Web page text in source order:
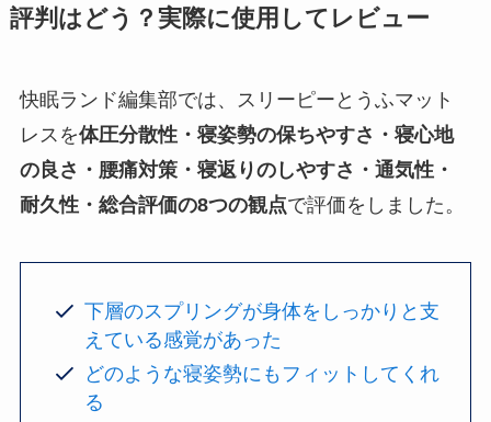
評判はどう？実際に使用してレビュー
快眠ランド編集部では、スリーピーとうふマット
レスを体圧分散性・寝姿勢の保ちやすさ・寝心地
の良さ・腰痛対策・寝返りのしやすさ・通気性・
耐久性・総合評価の8つの観点で評価をしました。
下層のスプリングが身体をしっかりと支
えている感覚があった
どのような寝姿勢にもフィットしてくれ
る